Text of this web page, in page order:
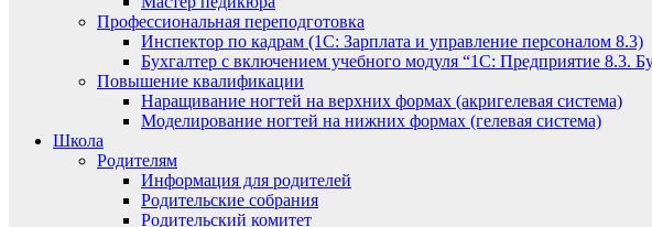
Профессиональная переподготовка
Инспектор по кадрам (1С: Зарплата и управление персоналом 8.3)
Бухгалтер с включением учебного модуля “1С: Предприятие 8.3.
Повышение квалификации
Наращивание ногтей на верхних формах (акригелевая система)
Моделирование ногтей на нижних формах (гелевая система)
Школа
Родителям
Информация для родителей
Родительские собрания
Родительский комитет